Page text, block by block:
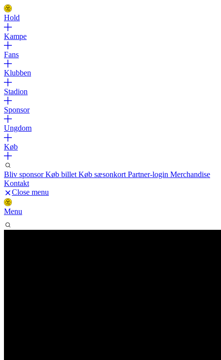
Hold
Kampe
Fans
Klubben
Stadion
Sponsor
Ungdom
Køb
Bliv sponsorKøb billet Køb sæsonkort Partner-login Merchandise
Kontakt
Close menu
Menu